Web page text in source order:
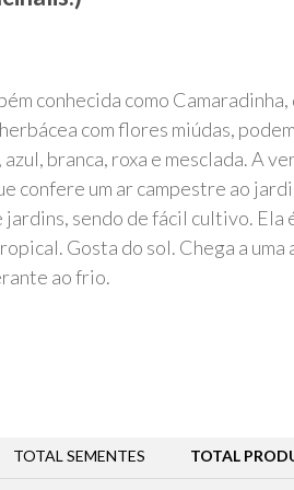
conhecida como Camaradinha,
com flores miúdas,
branca, roxa e mesclada. A
confere um ar campestre ao
sendo de fácil cultivo. Ela
Gosta do sol. Chega a uma
ao frio.
TOTAL SEMENTES TOTAL